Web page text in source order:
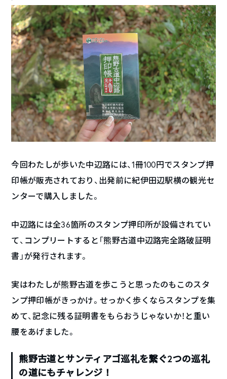
今回わたしが歩いた中辺路には、1冊100円でスタンプ押
印帳が販売されており、出発前に紀伊田辺駅横の観光セ
ンターで購入しました。
中辺路には全36箇所のスタンプ押印所が設備されてい
て、コンプリートすると「熊野古道中辺路完全路破証明
書」が発行されます。
実はわたしが熊野古道を歩こうと思ったのもこのスタ
ンプ押印帳がきっかけ。せっかく歩くならスタンプを集
めて、記念に残る証明書をもらおうじゃないか！と重い
腰をあげました。
熊野古道とサンティアゴ巡礼を繋ぐ2つの巡礼
の道にもチャレンジ！